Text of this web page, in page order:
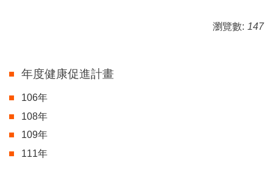
瀏覽數: 147
年度健康促進計畫
106年
108年
109年
111年